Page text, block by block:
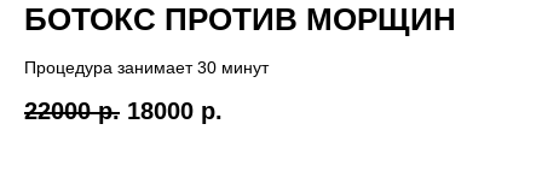
БОТОКС ПРОТИВ МОРЩИН
Процедура занимает 30 минут
22000 р. 18000 р.